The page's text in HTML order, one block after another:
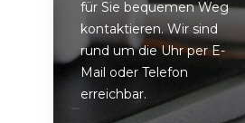
für Sie bequemen Weg
kontaktieren. Wir sind
rund um die Uhr per E-
Mail oder Telefon
erreichbar.